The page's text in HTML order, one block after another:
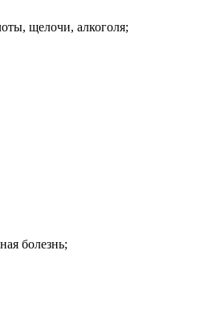
щелочи, алкоголя;
болезнь;